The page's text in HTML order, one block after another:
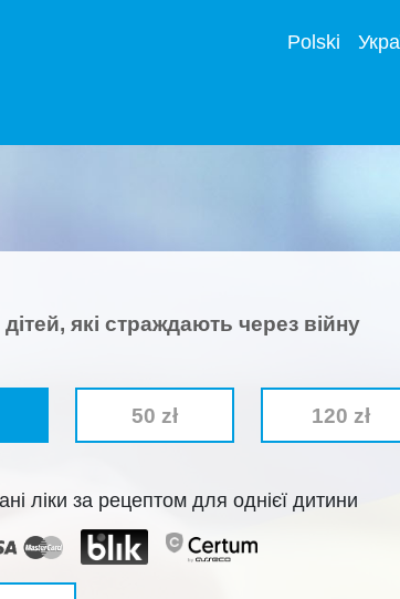
Polski
які страждають через війну
50 zł 120 zł
ліки за рецептом для однієї дитини
положеннями